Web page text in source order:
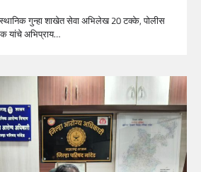
स्थानिक गुन्हा शाखेत सेवा अभिलेख 20 टक्के, पोलीस
यांचे अभिप्राय…